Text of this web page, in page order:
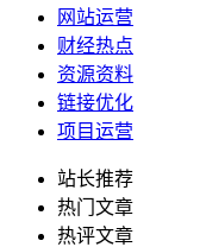
网站运营
财经热点
资源资料
链接优化
项目运营
站长推荐
热门文章
热评文章